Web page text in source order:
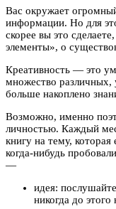
Вас окружает
информации. Но для
скорее вы это
элементы», о
Креативность — это
множество различных,
больше накоплено
Возможно, именно
личностью. Каждый
книгу на тему, которая
когда-нибудь
—
идея:
никогда до